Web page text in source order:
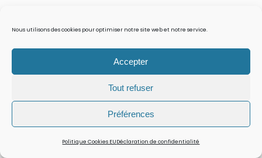
Nous utilisons des cookies pour optimiser notre site web et notre service.
Accepter
Tout refuser
Préférences
Politique Cookies EUDéclaration de confidentialité
D’INCIDENT
Quels que soient les efforts fournis,
aucune méthode de transmission
sur Internet et aucune méthode de
complètement sûre. Nous ne
pouvons en conséquence pas